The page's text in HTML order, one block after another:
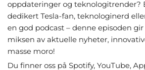
oppdateringer og teknologitrender?
dedikert Tesla-fan, teknologinerd
en god podcast – denne episoden
miksen av aktuelle nyheter,
masse moro!
Du finner oss på Spotify, YouTube,